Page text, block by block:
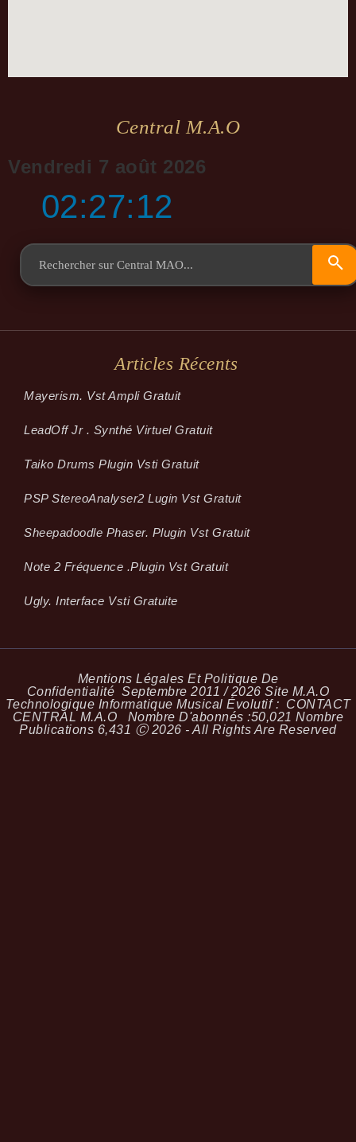
Central M.a.o
Vendredi 7 août 2026
02:27:13
Articles Récents
Mayerism. Vst Ampli Gratuit
LeadOff Jr . Synthé Virtuel Gratuit
Taiko Drums Plugin Vsti Gratuit
PSP StereoAnalyser2 Lugin Vst Gratuit
Sheepadoodle Phaser. Plugin Vst Gratuit
Note 2 Fréquence .plugin Vst Gratuit
Ugly. Interface Vsti Gratuite
Mentions Légales Et Politique De
Confidentialité Septembre 2011 / 2026 Site M.A.O
Technologique Informatique Musical Évolutif : CONTACT
CENTRAL M.A.O Nombre D'abonnés :50,021 Nombre
Publications 6,431 Ⓒ 2026 - All Rights Are Reserved